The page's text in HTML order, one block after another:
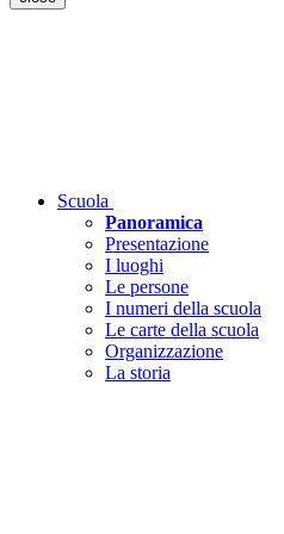
Scuola
Panoramica
Presentazione
I luoghi
Le persone
I numeri della scuola
Le carte della scuola
Organizzazione
La storia